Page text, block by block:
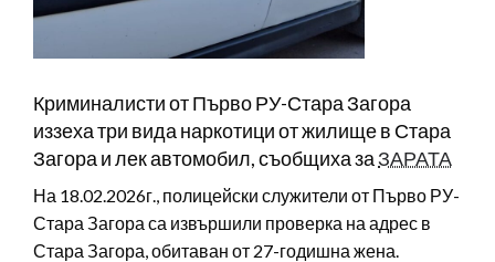
Криминалисти от Първо РУ-Стара Загора
иззеха три вида наркотици от жилище в Стара
Загора и лек автомобил, съобщиха заЗАРАТА
На 18.02.2026г., полицейски служители от Първо РУ-
Стара Загора са извършили проверка на адрес в
Стара Загора, обитаван от 27-годишна жена.